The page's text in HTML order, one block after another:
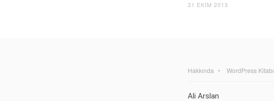
31 EKIM 2013
Hakkında WordPress Kitabı
Ali Arslan